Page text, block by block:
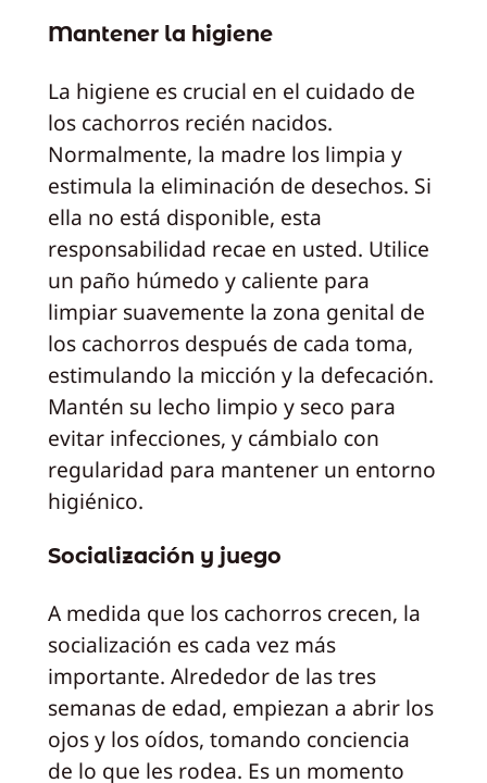
Mantener la higiene
La higiene es crucial en el cuidado de
los cachorros recién nacidos.
Normalmente, la madre los limpia y
estimula la eliminación de desechos. Si
ella no está disponible, esta
responsabilidad recae en usted. Utilice
un paño húmedo y caliente para
limpiar suavemente la zona genital de
los cachorros después de cada toma,
estimulando la micción y la defecación.
Mantén su lecho limpio y seco para
evitar infecciones, y cámbialo con
regularidad para mantener un entorno
higiénico.
Socialización y juego
A medida que los cachorros crecen, la
socialización es cada vez más
importante. Alrededor de las tres
semanas de edad, empiezan a abrir los
ojos y los oídos, tomando conciencia
de lo que les rodea. Es un momento